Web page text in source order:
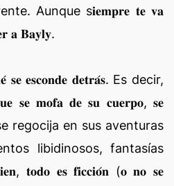
Aunque s𝐢𝐞𝐦𝐩𝐫𝐞 𝐭𝐞 𝐯𝐚
𝐚 𝐁𝐚𝐲𝐥𝐲.
𝐞𝐬𝐜𝐨𝐧𝐝𝐞 𝐝𝐞𝐭𝐫𝐚́𝐬. Es decir,
𝐬𝐞 𝐦𝐨𝐟𝐚 𝐝𝐞 𝐬𝐮 𝐜𝐮𝐞𝐫𝐩𝐨, 𝐬𝐞
se regocija en sus aventuras
libidinosos, fantasías
𝐭𝐨𝐝𝐨 𝐞𝐬 𝐟𝐢𝐜𝐜𝐢𝐨́𝐧 (𝐨 𝐧𝐨 𝐬𝐞